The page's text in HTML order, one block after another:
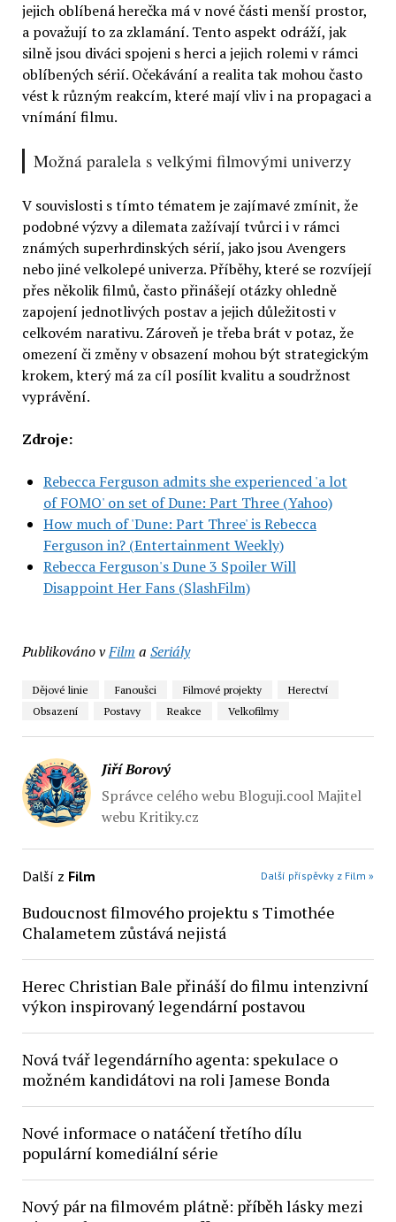
jejich oblíbená herečka má v nové části menší prostor,
a považují to za zklamání. Tento aspekt odráží, jak
silně jsou diváci spojeni s herci a jejich rolemi v rámci
oblíbených sérií. Očekávání a realita tak mohou často
vést k různým reakcím, které mají vliv i na propagaci a
vnímání filmu.
Možná paralela s velkými filmovými univerzy
V souvislosti s tímto tématem je zajímavé zmínit, že
podobné výzvy a dilemata zažívají tvůrci i v rámci
známých superhrdinských sérií, jako jsou Avengers
nebo jiné velkolepé univerza. Příběhy, které se rozvíjejí
přes několik filmů, často přinášejí otázky ohledně
zapojení jednotlivých postav a jejich důležitosti v
celkovém narativu. Zároveň je třeba brát v potaz, že
omezení či změny v obsazení mohou být strategickým
krokem, který má za cíl posílit kvalitu a soudržnost
vyprávění.
Zdroje:
Rebecca Ferguson admits she experienced 'a lot
of FOMO' on set of Dune: Part Three (Yahoo)
How much of 'Dune: Part Three' is Rebecca
Ferguson in? (Entertainment Weekly)
Rebecca Ferguson's Dune 3 Spoiler Will
Disappoint Her Fans (SlashFilm)
Publikováno vFilm a Seriály
Dějové linie Fanoušci Filmové projekty
Herectví
Obsazení
Postavy Reakce Velkofilmy
Jiří Borový
Správce celého webu Bloguji.cool Majitel
webu Kritiky.cz
Další z Film Další příspěvky z Film »
Budoucnost filmového projektu s Timothée
Chalametem zůstává nejistá
Herec Christian Bale přináší do filmu intenzivní
výkon inspirovaný legendární postavou
Nová tvář legendárního agenta: spekulace o
možném kandidátovi na roli Jamese Bonda
Nové informace o natáčení třetího dílu
populární komediální série
Nový pár na filmovém plátně: příběh lásky mezi